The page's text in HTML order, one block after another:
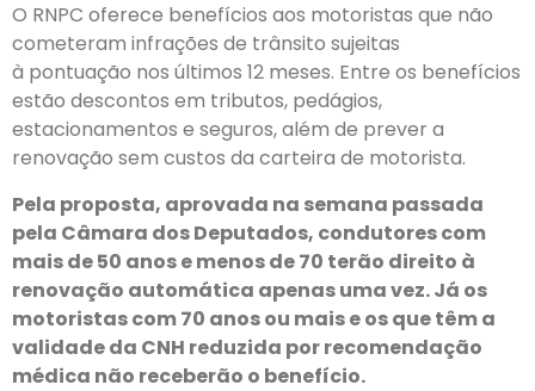
O RNPC oferece benefícios aos motoristas que não
cometeram infrações de trânsito sujeitas
à pontuação nos últimos 12 meses. Entre os benefícios
estão descontos em tributos, pedágios,
estacionamentos e seguros, além de prever a
renovação sem custos da carteira de motorista.
Pela proposta, aprovada na semana passada
pela Câmara dos Deputados, condutores com
mais de 50 anos e menos de 70 terão direito à
renovação automática apenas uma vez. Já os
motoristas com 70 anos ou mais e os que têm a
validade da CNH reduzida por recomendação
médica não receberão o benefício.